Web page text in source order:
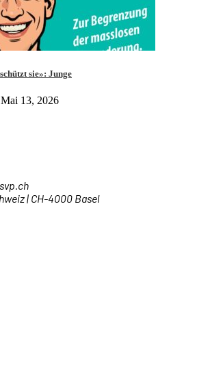
sie»: Junge
13, 2026
| CH-4000 Basel